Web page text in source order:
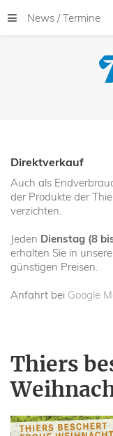
News / Termine
Direktverkauf
Auch als
der Produkte der
verzichten.
Jeden Dienstag (8
erhalten Sie in
günstigen Preisen.
Anfahrt bei Google
Thiers